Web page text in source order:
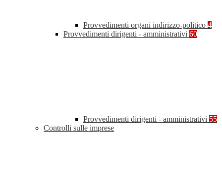
Provvedimenti organi indirizzo-politico 4
Provvedimenti dirigenti - amministrativi 60
Provvedimenti dirigenti - amministrativi 55
Controlli sulle imprese